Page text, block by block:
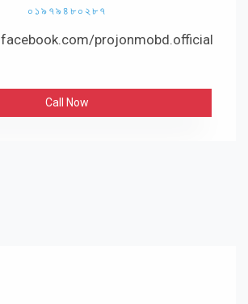
০১৯৭৯৪৮০২৮৭
projonmobd.official
Call Now